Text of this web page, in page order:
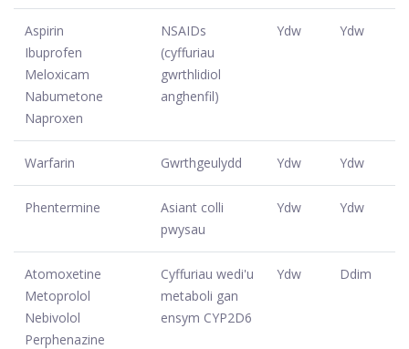
Aspirin
Ibuprofen
Meloxicam
Nabumetone
Naproxen
NSAIDs
(cyffuriau
gwrthlidiol
anghenfil)
Ydw Ydw
Warfarin Gwrthgeulydd Ydw Ydw
Phentermine
Asiant colli
pwysau
Ydw Ydw
Atomoxetine
Metoprolol
Nebivolol
Perphenazine
Cyffuriau wedi'u
metaboli gan
ensym CYP2D6
Ydw Ddim